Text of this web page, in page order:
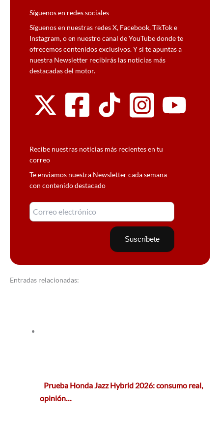
Síguenos en redes sociales
Síguenos en nuestras redes X, Facebook, TikTok e
Instagram, o en nuestro canal de YouTube donde te
ofrecemos contenidos exclusivos. Y si te apuntas a
nuestra Newsletter recibirás las noticias más
destacadas del motor.
Recibe nuestras noticias más recientes en tu
correo
Te enviamos nuestra Newsletter cada semana
con contenido destacado
Entradas relacionadas:
Prueba Honda Jazz Hybrid 2026: consumo real,
opinión…